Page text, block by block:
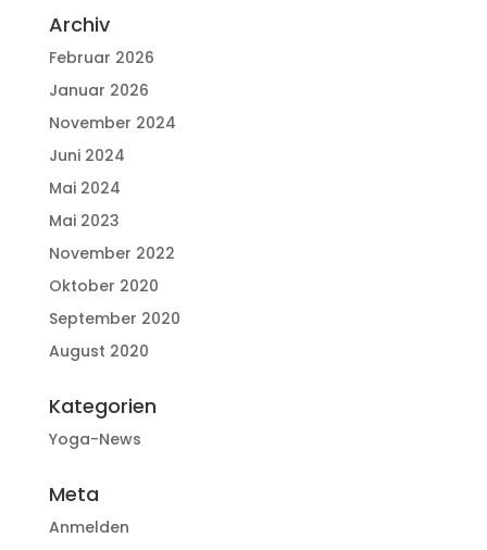
Archiv
Februar 2026
Januar 2026
November 2024
Juni 2024
Mai 2024
Mai 2023
November 2022
Oktober 2020
September 2020
August 2020
Kategorien
Yoga-News
Meta
Anmelden